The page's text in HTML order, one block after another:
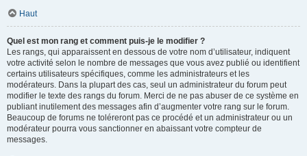
Haut
Quel est mon rang et comment puis-je le modifier ?
Les rangs, qui apparaissent en dessous de votre nom d’utilisateur, indiquent
votre activité selon le nombre de messages que vous avez publié ou identifient
certains utilisateurs spécifiques, comme les administrateurs et les
modérateurs. Dans la plupart des cas, seul un administrateur du forum peut
modifier le texte des rangs du forum. Merci de ne pas abuser de ce système en
publiant inutilement des messages afin d’augmenter votre rang sur le forum.
Beaucoup de forums ne toléreront pas ce procédé et un administrateur ou un
modérateur pourra vous sanctionner en abaissant votre compteur de
messages.